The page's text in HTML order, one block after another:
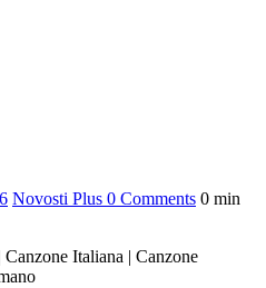
Novosti Plus 0 Comments 0 min
Italiana | Canzone